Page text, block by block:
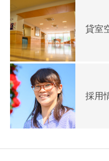
貸室
採用